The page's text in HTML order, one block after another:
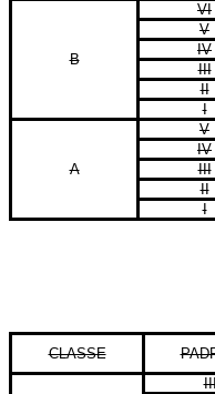
B
VI
V
IV
III
II
I
A
V
IV
III
II
I
CLASSE